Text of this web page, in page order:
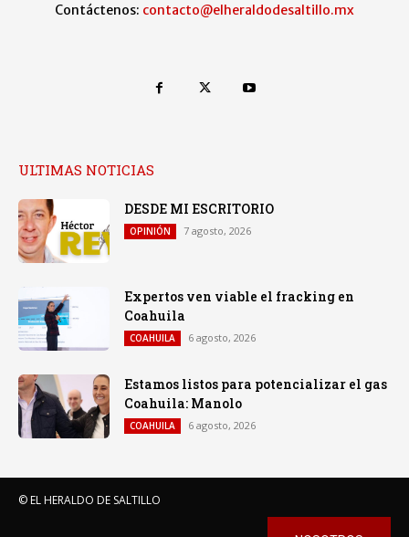
Contáctenos: contacto@elheraldodesaltillo.mx
ULTIMAS NOTICIAS
DESDE MI ESCRITORIO
OPINIÓN 7 agosto, 2026
Expertos ven viable el fracking en
Coahuila
COAHUILA 6 agosto, 2026
Estamos listos para potencializar el gas
Coahuila: Manolo
COAHUILA 6 agosto, 2026
© EL HERALDO DE SALTILLO